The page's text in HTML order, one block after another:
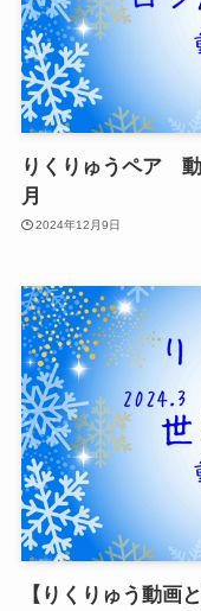
りくりゅうペア
月
2024年12月9日
【りくりゅう動画